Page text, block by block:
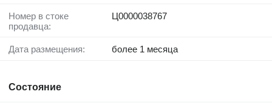
Номер в стоке
продавца:
Ц0000038767
Дата размещения: более 1 месяца
Состояние